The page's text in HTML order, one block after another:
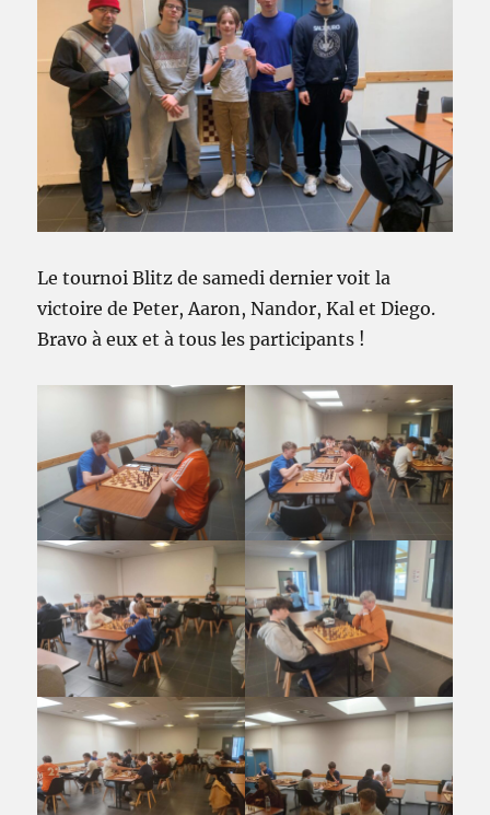
Le tournoi Blitz de samedi dernier voit la
victoire de Peter, Aaron, Nandor, Kal et Diego.
Bravo à eux et à tous les participants !